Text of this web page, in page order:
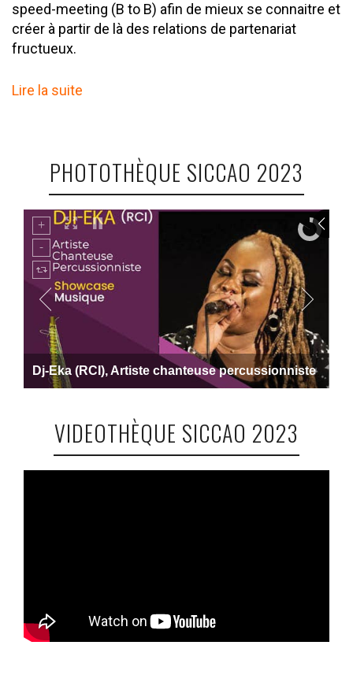
speed-meeting (B to B) afin de mieux se connaitre et
créer à partir de là des relations de partenariat
fructueux.
Lire la suite
PHOTOTHÈQUE SICCAO 2023
VIDEOTHÈQUE SICCAO 2023